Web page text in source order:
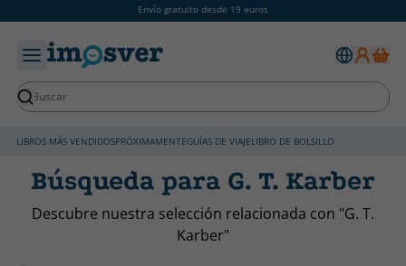
Envío gratuito desde 19 euros
LIBROS MÁS VENDIDOSPRÓXIMAMENTEGUÍAS DE VIAJELIBRO DE BOLSILLO
Búsqueda para G. T. Karber
Descubre nuestra selección relacionada con "G. T.
Karber"